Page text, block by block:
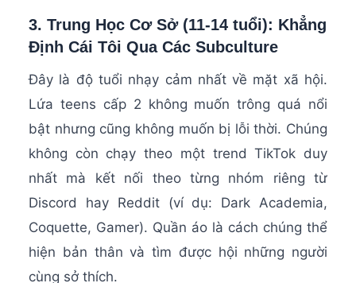
3. Trung Học Cơ Sở (11-14 tuổi): Khẳng
Định Cái Tôi Qua Các Subculture
Đây là độ tuổi nhạy cảm nhất về mặt xã hội.
Lứa teens cấp 2 không muốn trông quá nổi
bật nhưng cũng không muốn bị lỗi thời. Chúng
không còn chạy theo một trend TikTok duy
nhất mà kết nối theo từng nhóm riêng từ
Discord hay Reddit (ví dụ: Dark Academia,
Coquette, Gamer). Quần áo là cách chúng thể
hiện bản thân và tìm được hội những người
cùng sở thích.